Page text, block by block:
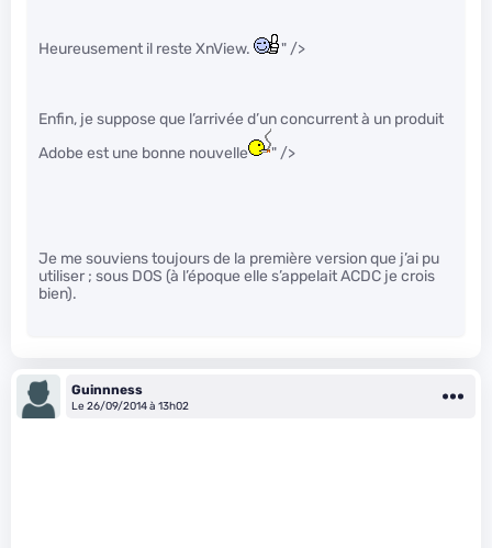
Heureusement il reste XnView. " />
Enfin, je suppose que l’arrivée d’un concurrent à un produit
Adobe est une bonne nouvelle
" />
Je me souviens toujours de la première version que j’ai pu
utiliser ; sous DOS (à l’époque elle s’appelait ACDC je crois
bien).
Guinnness
Le 26/09/2014 à 13h02